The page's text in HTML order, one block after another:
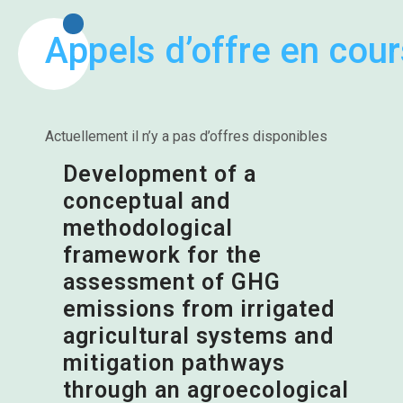
Appels d’offre en
Actuellement il n’y a pas d’offres disponibles
Development of a
conceptual and
methodological
framework for the
assessment of GHG
emissions from irrigated
agricultural systems and
mitigation pathways
through an agroecological